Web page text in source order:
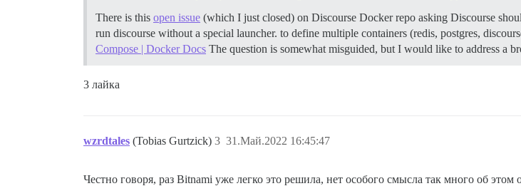
There is this open issue (which I just closed) on Discourse Docker repo asking Discourse
run discourse without a special launcher. to define multiple containers (redis, postgres,
Compose | Docker Docs The question is somewhat misguided, but I would like to address a
3 лайка
wzrdtales (Tobias Gurtzick) 31.Май.2022 16:45:47
3
Честно говоря, раз Bitnami уже легко это решила, нет особого смысла так много об